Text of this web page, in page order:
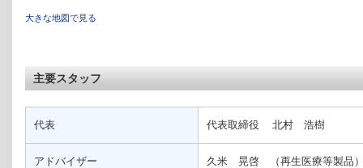
大きな地図で見る
主要スタッフ
代表 代表取締役 北村 浩樹
アドバイザー
久米 晃啓 （再生医療等製品